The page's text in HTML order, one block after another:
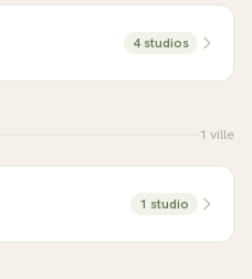
4 studios
1 ville
1 studio